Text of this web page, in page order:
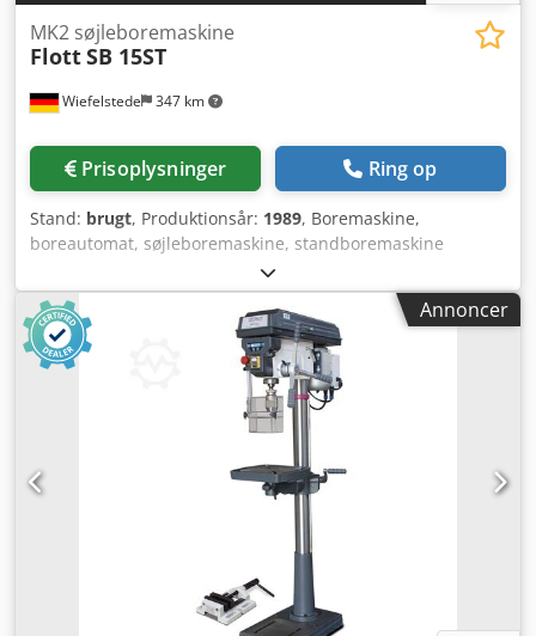
Wiefelstede 347 km
MK2 søjleboremaskine
FlottSB 15ST
Prisoplysninger Ring op
Stand: brugt, Produktionsår: 1989, Boremaskine,
boreautomat, søjleboremaskine, standboremaskine
Dksdpfjhx E T Hox Acier - Overdragelse: i den aktuelle
stand som beset - Positionsmålesystem og
omdrejningstæller: unøjagtige - Fabrikat: Flott,
søjleboremaskine type SB 15ST med automatisk fremføring
- Motor: 0,35/0,65 kW - Omdrejningstal: trinløs -
Bordstørrelse: 215 x 200 mm, vandring 635 mm -
Spindeloptagelse: MK2, med borepatron - Spindelslag: 40
mm - Udlæg: 200 mm - Søjlediameter: 70 mm -
Dimensioner: 600/830/H1735 mm - Vægt: 150 kg
Annoncer